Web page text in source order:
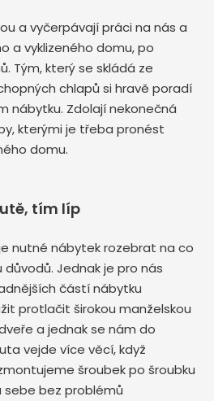
a vyčerpávají práci na nás a
a vyklizeného domu, po
Tým, který se skládá ze
chlapů si hravě poradí
nábytku. Zdolají nekonečná
kterými je třeba pronést
domu.
tím líp
je nutné nábytek rozebrat na co
Jednak je pro nás
částí nábytku
protlačit širokou manželskou
a jednak se nám do
vejde více věcí, když
šroubek po šroubku
sebe bez problémů